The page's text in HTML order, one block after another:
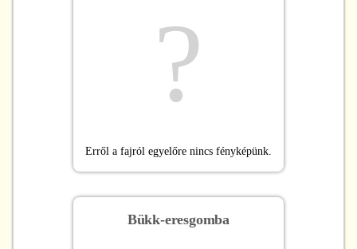
?
Erről a fajról egyelőre nincs fényképünk.
Bükk-eresgomba